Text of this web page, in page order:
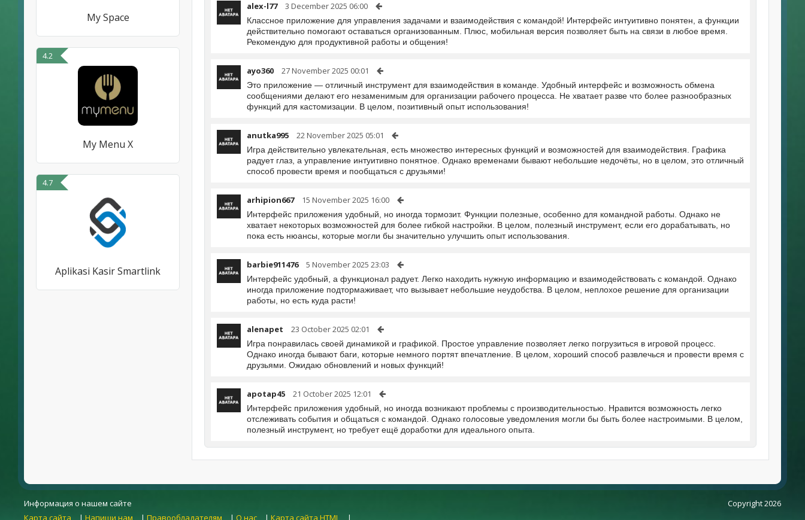
My Space
4.2
My Menu X
4.7
Aplikasi Kasir Smartlink
alex-l77 3 December 2025 06:00
Классное приложение для управления задачами и взаимодействия с командой! Интерфейс интуитивно понятен, а функции
действительно помогают оставаться организованным. Плюс, мобильная версия позволяет быть на связи в любое время.
Рекомендую для продуктивной работы и общения!
ayo360 27 November 2025 00:01
Это приложение — отличный инструмент для взаимодействия в команде. Удобный интерфейс и возможность обмена
сообщениями делают его незаменимым для организации рабочего процесса. Не хватает разве что более разнообразных
функций для кастомизации. В целом, позитивный опыт использования!
anutka995 22 November 2025 05:01
Игра действительно увлекательная, есть множество интересных функций и возможностей для взаимодействия. Графика
радует глаз, а управление интуитивно понятное. Однако временами бывают небольшие недочёты, но в целом, это отличный
способ провести время и пообщаться с друзьями!
arhipion667 15 November 2025 16:00
Интерфейс приложения удобный, но иногда тормозит. Функции полезные, особенно для командной работы. Однако не
хватает некоторых возможностей для более гибкой настройки. В целом, полезный инструмент, если его дорабатывать, но
пока есть нюансы, которые могли бы значительно улучшить опыт использования.
barbie911476 5 November 2025 23:03
Интерфейс удобный, а функционал радует. Легко находить нужную информацию и взаимодействовать с командой. Однако
иногда приложение подтормаживает, что вызывает небольшие неудобства. В целом, неплохое решение для организации
работы, но есть куда расти!
alenapet 23 October 2025 02:01
Игра понравилась своей динамикой и графикой. Простое управление позволяет легко погрузиться в игровой процесс.
Однако иногда бывают баги, которые немного портят впечатление. В целом, хороший способ развлечься и провести время с
друзьями. Ожидаю обновлений и новых функций!
apotap45 21 October 2025 12:01
Интерфейс приложения удобный, но иногда возникают проблемы с производительностью. Нравится возможность легко
отслеживать события и общаться с командой. Однако голосовые уведомления могли бы быть более настроимыми. В целом,
полезный инструмент, но требует ещё доработки для идеального опыта.
Информация о нашем сайте
Карта сайта
| Напиши нам | Правообладателям | О нас | Карта сайта HTML |
Copyright 2026